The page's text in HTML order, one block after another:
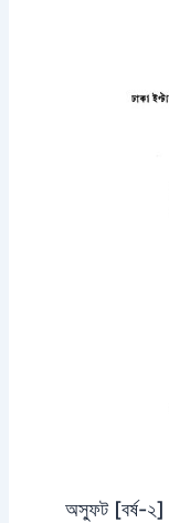
অস্ফুট [বর্ষ-২] :